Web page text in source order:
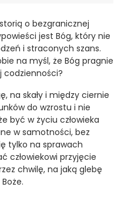
o bezgranicznej
jest Bóg, który nie
i straconych szans.
na myśl, że Bóg pragnie
codzienności?
na skały i między ciernie
do wzrostu i nie
być w życiu człowieka
w samotności, bez
tylko na sprawach
człowiekowi przyjęcie
chwilę, na jaką glebę